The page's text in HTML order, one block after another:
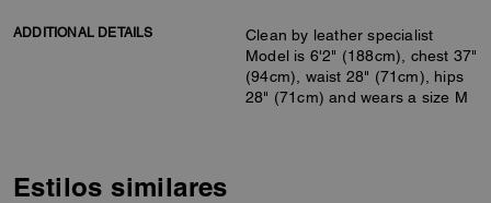
ADDITIONAL DETAILS
Clean by leather specialist
Model is 6'2" (188cm), chest 37"
(94cm), waist 28" (71cm), hips
28" (71cm) and wears a size M
Estilos similares